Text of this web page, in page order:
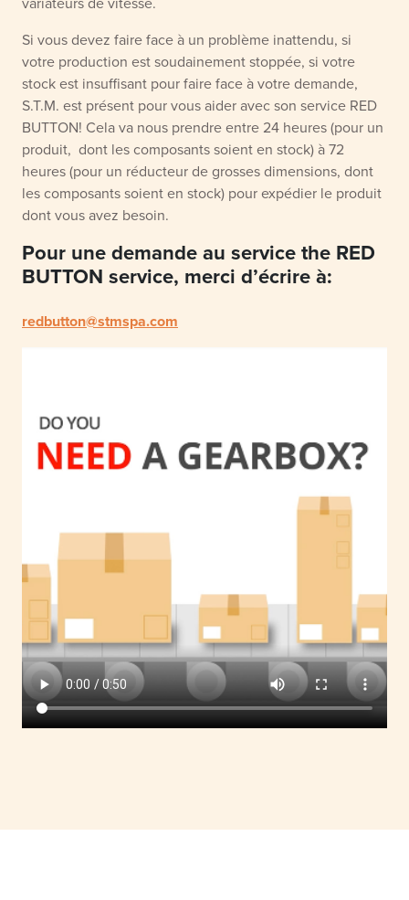
Si vous devez faire face à un problème inattendu, si
votre production est soudainement stoppée, si votre
stock est insuffisant pour faire face à votre demande,
S.T.M. est présent pour vous aider avec son service RED
BUTTON! Cela va nous prendre entre 24 heures (pour un
produit, dont les composants soient en stock) à 72
heures (pour un réducteur de grosses dimensions, dont
les composants soient en stock) pour expédier le produit
dont vous avez besoin.
Pour une demande au service the RED
BUTTON service, merci d’écrire à:
redbutton@stmspa.com